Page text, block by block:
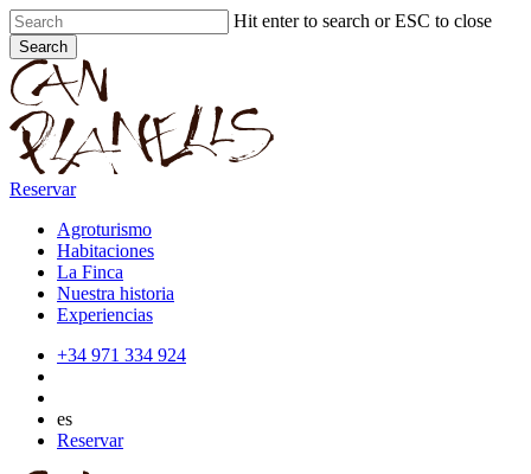
Skip
to
main
content
Hit enter to search or ESC to close
Search
Close
Search
Reservar
Agroturismo
Habitaciones
La Finca
Nuestra historia
Experiencias
+34 971 334 924
es
Reservar